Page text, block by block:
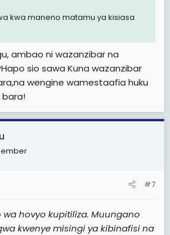
kwa maneno matamu ya kisiasa
ambao ni wazanzibar na
sio sawa Kuna wazanzibar
wengine wamestaafia huku
bara!
#7
hovyo kupitiliza. Muungano
kwenye misingi ya kibinafisi na